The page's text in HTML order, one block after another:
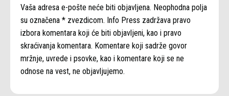
Vaša adresa e-pošte neće biti objavljena. Neophodna polja
su označena * zvezdicom. Info Press zadržava pravo
izbora komentara koji će biti objavljeni, kao i pravo
skraćivanja komentara. Komentare koji sadrže govor
mržnje, uvrede i psovke, kao i komentare koji se ne
odnose na vest, ne objavljujemo.